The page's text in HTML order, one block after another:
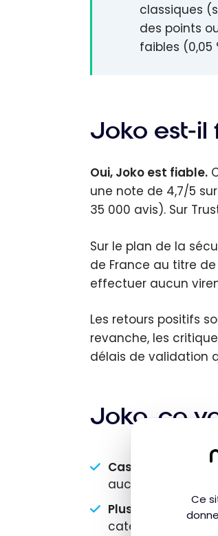
Ce
classiques
des points
faibles (0,05
Joko est-il
Oui, Joko est fiable.
une note de 4,7/5
35 000 avis). Sur
Sur le plan de la
de France au titre
effectuer aucun
Les retours positifs
revanche, les
délais de validation
Joko, ça
Cashback
aucune action de
Plus de 3 500
catégories